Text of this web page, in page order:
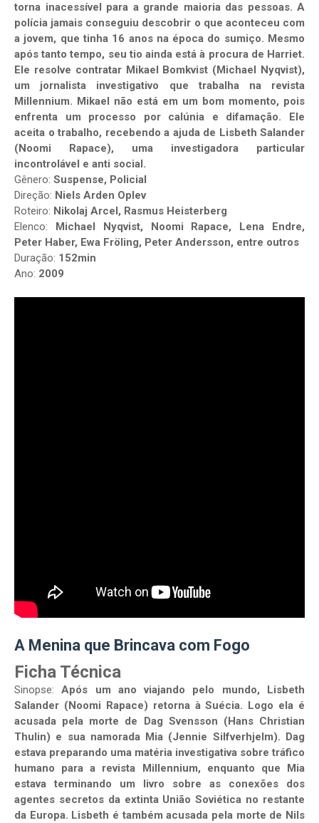
torna inacessível para a grande maioria das pessoas. A
polícia jamais conseguiu descobrir o que aconteceu com
a jovem, que tinha 16 anos na época do sumiço. Mesmo
após tanto tempo, seu tio ainda está à procura de Harriet.
Ele resolve contratar Mikael Bomkvist (Michael Nyqvist),
um jornalista investigativo que trabalha na revista
Millennium. Mikael não está em um bom momento, pois
enfrenta um processo por calúnia e difamação. Ele
aceita o trabalho, recebendo a ajuda de Lisbeth Salander
(Noomi Rapace), uma investigadora particular
incontrolável e anti social.
Gênero: Suspense, Policial
Direção: Niels Arden Oplev
Roteiro: Nikolaj Arcel, Rasmus Heisterberg
Elenco:
Michael Nyqvist, Noomi Rapace, Lena Endre,
Peter Haber, Ewa Fröling, Peter Andersson, entre outros
Duração: 152min
Ano: 2009
A Menina que Brincava com Fogo
Ficha Técnica
Sinopse:Após um ano viajando pelo mundo, Lisbeth
Salander (Noomi Rapace) retorna à Suécia. Logo ela é
acusada pela morte de Dag Svensson (Hans Christian
Thulin) e sua namorada Mia (Jennie Silfverhjelm). Dag
estava preparando uma matéria investigativa sobre tráfico
humano para a revista Millennium, enquanto que Mia
estava terminando um livro sobre as conexões dos
agentes secretos da extinta União Soviética no restante
da Europa. Lisbeth é também acusada pela morte de Nils